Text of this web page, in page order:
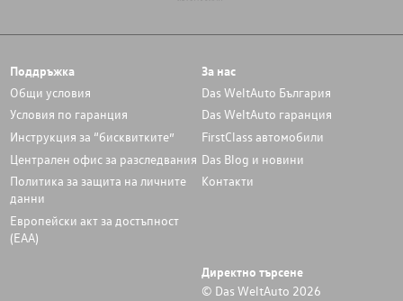
Поддръжка
Общи условия
Условия по гаранция
Инструкция за “бисквитките”
Централен офис за разследвания
Политика за защита на личните
данни
Европейски акт за достъпност
(ЕАА)
За нас
Das WeltAuto България
Das WeltAuto гаранция
FirstClass автомобили
Das Blog и новини
Контакти
Директно търсене
© Das WeltAuto 2026